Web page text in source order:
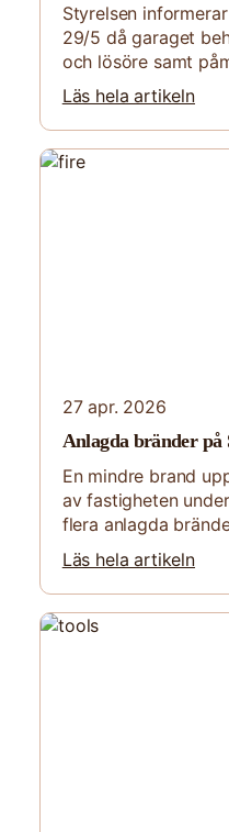
Styrelsen
29/5 då garaget
och lösöre samt
Läs hela artikeln
27 apr. 2026
Anlagda bränder på
En mindre brand
av fastigheten
flera anlagda
Läs hela artikeln